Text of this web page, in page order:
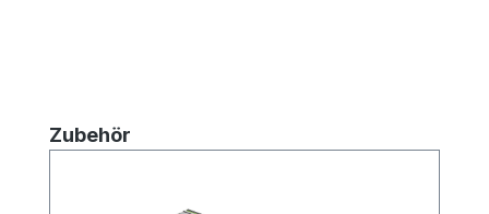
Produktgalerie überspringen
Zubehör